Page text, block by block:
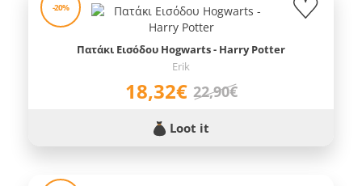
-20%
Πατάκι Εισόδου Hogwarts - Harry Potter
Erik
18,32€ 22,90€
Loot it